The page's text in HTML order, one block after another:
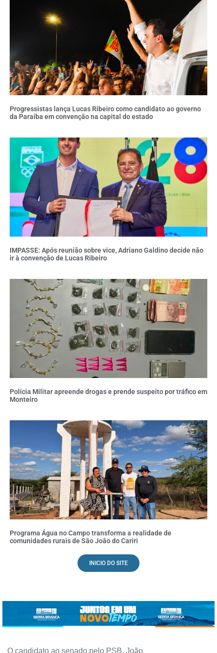
Progressistas lança Lucas Ribeiro como candidato ao governo
da Paraíba em convenção na capital do estado
IMPASSE: Após reunião sobre vice, Adriano Galdino decide não
ir à convenção de Lucas Ribeiro
Polícia Militar apreende drogas e prende suspeito por tráfico em
Monteiro
Programa Água no Campo transforma a realidade de
comunidades rurais de São João do Cariri
INICIO DO SITE
O candidato ao senado pelo PSB, João